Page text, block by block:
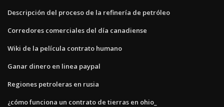
Descripción del proceso de la refinería de petróleo
Corredores comerciales del día canadiense
Wiki de la película contrato humano
Ganar dinero en linea paypal
Regiones petroleras en rusia
¿cómo funciona un contrato de tierras en ohio_